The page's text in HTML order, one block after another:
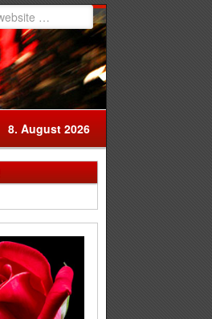
8. August 2026